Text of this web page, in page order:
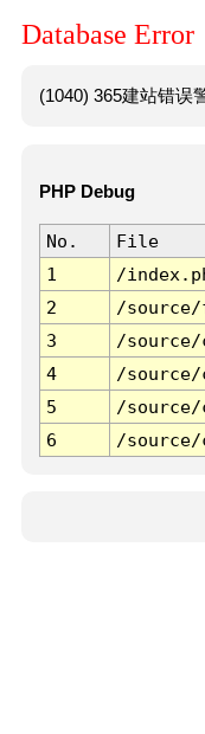
Database Error
(1040) 365建站错误
PHP Debug
No. File
1
/
2
/
3
/
4
/
5
/
6
/